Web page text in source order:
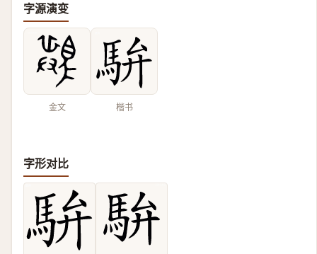
字源演变
金文 楷书
字形对比